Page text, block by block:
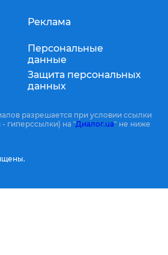
Реклама
Персональные
данные
Защита персональных
данных
разрешается при условии ссылки
гиперссылки) на "Диалог.ua" не ниже